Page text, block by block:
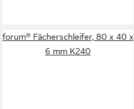
forum® Fächerschleifer, 80 x 40 x
6 mm K240